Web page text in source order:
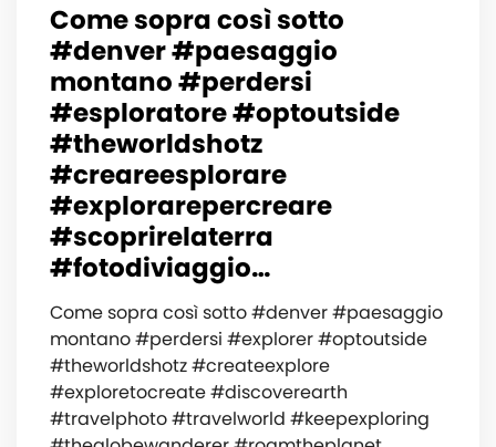
Come sopra così sotto
#denver #paesaggio
montano #perdersi
#esploratore #optoutside
#theworldshotz
#creareesplorare
#explorarepercreare
#scoprirelaterra
#fotodiviaggio…
Come sopra così sotto #denver #paesaggio
montano #perdersi #explorer #optoutside
#theworldshotz #createexplore
#exploretocreate #discoverearth
#travelphoto #travelworld #keepexploring